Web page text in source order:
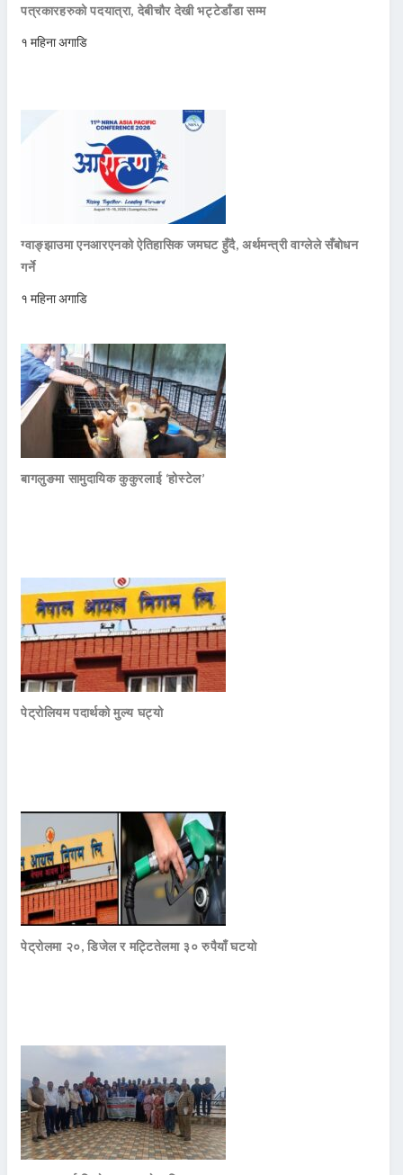
पत्रकारहरुको पदयात्रा, देबीचौर देखी भट्टेडाँडा सम्म
१ महिना अगाडि
ग्वाङ्झाउमा एनआरएनको ऐतिहासिक जमघट हुँदै, अर्थमन्त्री वाग्लेले सँबोधन
गर्ने
१ महिना अगाडि
बागलुङमा सामुदायिक कुकुरलाई ‘होस्टेल’
पेट्रोलियम पदार्थको मुल्य घट्यो
पेट्रोलमा २०, डिजेल र मट्टितेलमा ३० रुपैयाँ घटयो